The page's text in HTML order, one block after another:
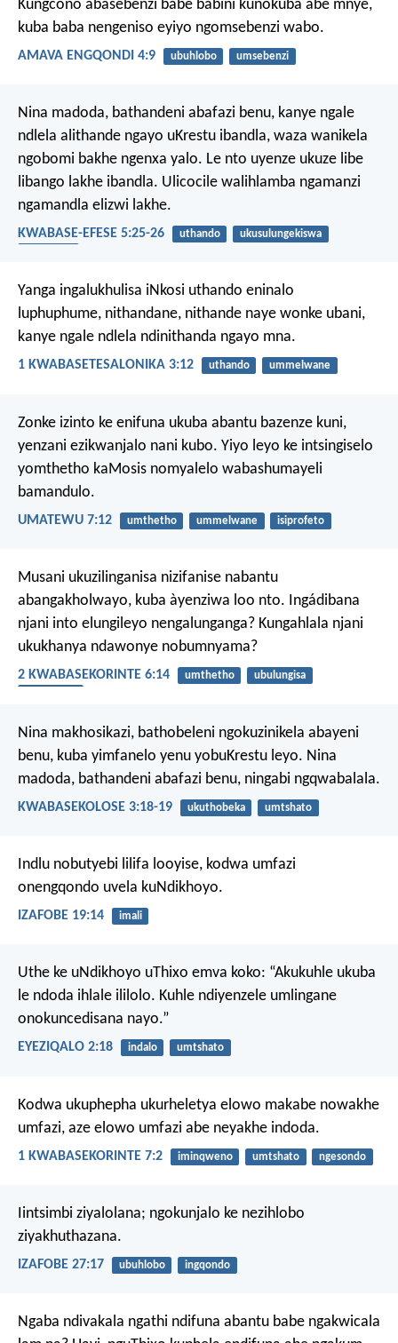
Kungcono abasebenzi babe babini kunokuba abe mnye,
kuba baba nengeniso eyiyo ngomsebenzi wabo.
AMAVA ENGQONDI 4:9 ubuhlobo umsebenzi
Nina madoda, bathandeni abafazi benu, kanye ngale
ndlela alithande ngayo uKrestu ibandla, waza wanikela
ngobomi bakhe ngenxa yalo. Le nto uyenze ukuze libe
libango lakhe ibandla. Ulicocile walihlamba ngamanzi
ngamandla elizwi lakhe.
KWABASE-EFESE 5:25-26 uthando
ukusulungekiswa
Yanga ingalukhulisa iNkosi uthando eninalo
luphuphume, nithandane, nithande naye wonke ubani,
kanye ngale ndlela ndinithanda ngayo mna.
1 KWABASETESALONIKA 3:12 uthando ummelwane
Zonke izinto ke enifuna ukuba abantu bazenze kuni,
yenzani ezikwanjalo nani kubo. Yiyo leyo ke intsingiselo
yomthetho kaMosis nomyalelo wabashumayeli
bamandulo.
UMATEWU 7:12 umthetho ummelwane isiprofeto
Musani ukuzilinganisa nizifanise nabantu
abangakholwayo, kuba àyenziwa loo nto. Ingádibana
njani into elungileyo nengalunganga? Kungahlala njani
ukukhanya ndawonye nobumnyama?
2 KWABASEKORINTE 6:14 umthetho
ubulungisa
Nina makhosikazi, bathobeleni ngokuzinikela abayeni
benu, kuba yimfanelo yenu yobuKrestu leyo. Nina
madoda, bathandeni abafazi benu, ningabi ngqwabalala.
KWABASEKOLOSE 3:18-19 ukuthobeka umtshato
Indlu nobutyebi lilifa looyise, kodwa umfazi
onengqondo uvela kuNdikhoyo.
IZAFOBE 19:14 imali
Uthe ke uNdikhoyo uThixo emva koko: “Akukuhle ukuba
le ndoda ihlale ililolo. Kuhle ndiyenzele umlingane
onokuncedisana nayo.”
EYEZIQALO 2:18 indalo umtshato
Kodwa ukuphepha ukurheletya elowo makabe nowakhe
umfazi, aze elowo umfazi abe neyakhe indoda.
1 KWABASEKORINTE 7:2 iminqweno umtshato ngesondo
Iintsimbi ziyalolana; ngokunjalo ke nezihlobo
ziyakhuthazana.
IZAFOBE 27:17 ubuhlobo ingqondo
Ngaba ndivakala ngathi ndifuna abantu babe ngakwicala